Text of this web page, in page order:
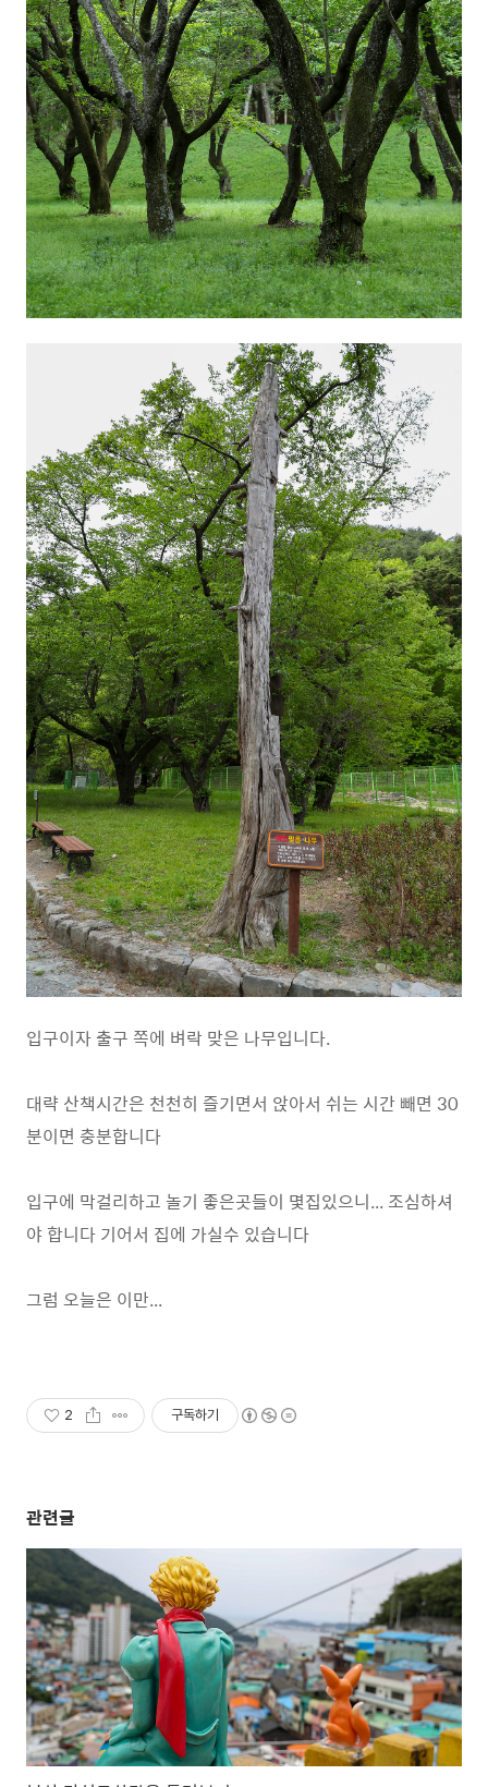
입구이자 출구 쪽에 벼락 맞은 나무입니다.
대략 산책시간은 천천히 즐기면서 앉아서 쉬는 시간 빼면 30
분이면 충분합니다
입구에 막걸리하고 놀기 좋은곳들이 몇집있으니... 조심하셔
야 합니다 기어서 집에 가실수 있습니다
그럼 오늘은 이만...
2 구독하기
관련글